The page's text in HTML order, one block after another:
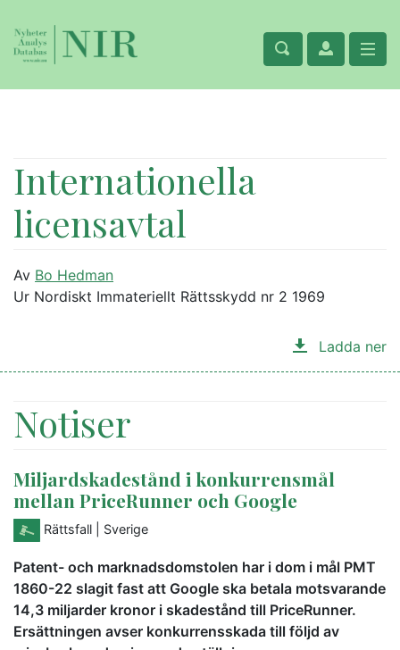
Internationella
licensavtal
Av Bo Hedman
Ur Nordiskt Immateriellt Rättsskydd nr 2 1969
Ladda ner
Notiser
Miljardskadestånd i konkurrensmål
mellan PriceRunner och Google
Rättsfall | Sverige
Patent- och marknadsdomstolen har i dom i mål PMT
1860-22 slagit fast att Google ska betala motsvarande
14,3 miljarder kronor i skadestånd till PriceRunner.
Ersättningen avser konkurrensskada till följd av